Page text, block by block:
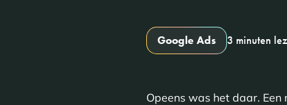
Google Ads 3 minuten
Opeens was het daar.